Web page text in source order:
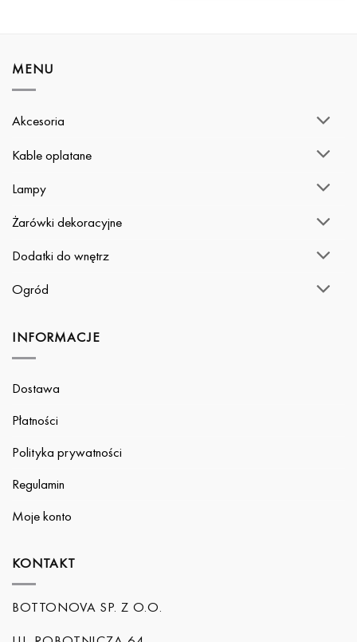
MENU
Akcesoria
Kable oplatane
Lampy
Żarówki dekoracyjne
Dodatki do wnętrz
Ogród
INFORMACJE
Dostawa
Płatności
Polityka prywatności
Regulamin
Moje konto
KONTAKT
BOTTONOVA SP. Z O.O.